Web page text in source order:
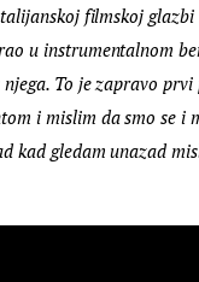
filmskoj
u instrumentalnom
To je zapravo
i mislim da smo se i
kad gledam unazad